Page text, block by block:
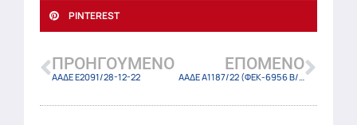
PINTEREST
ΠΡΟΗΓΟΎΜΕΝΟ
ΑΑΔΕ Ε2091/28-12-22
ΕΠΌΜΕΝΟ
ΑΑΔΕ Α1187/22 (ΦΕΚ-6956 Β/30-12-22)